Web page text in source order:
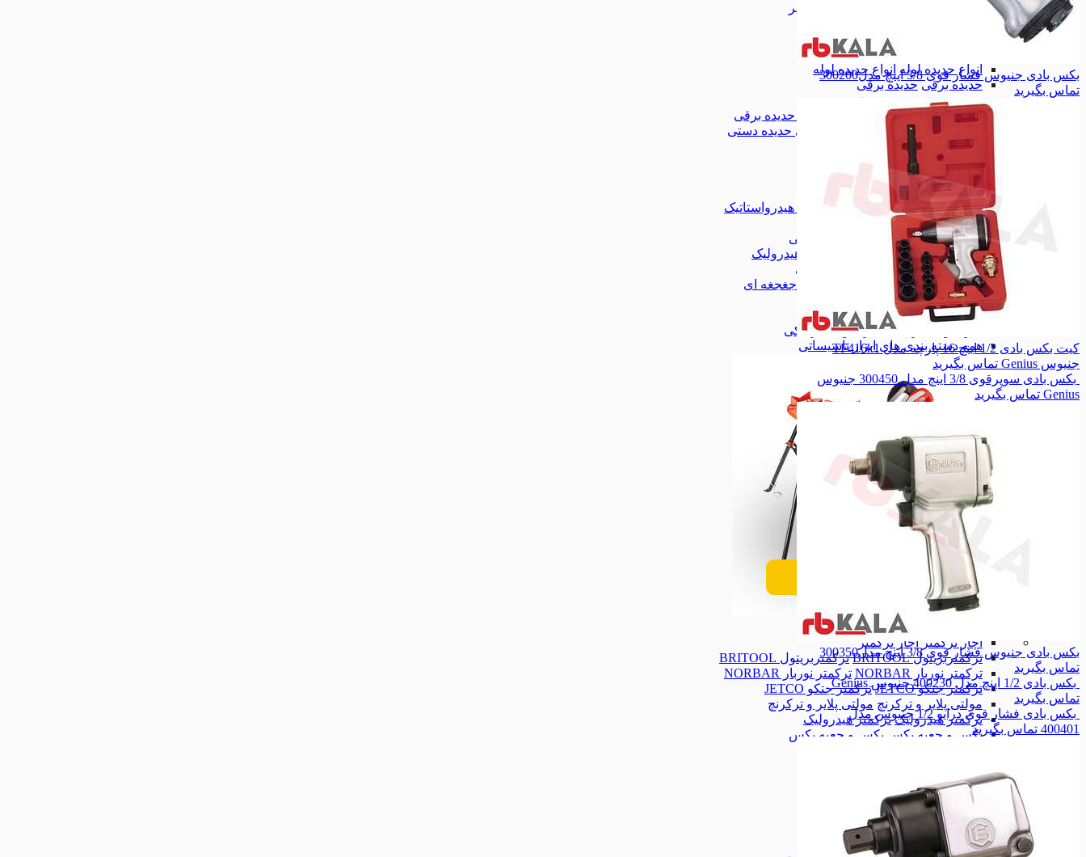
انواع آچار لوله گیر
آچاردودسته
آچارزنجیری
انواع حدیده لوله انواع حدیده لوله
حدیده برقی حدیده برقی
حدیده دستی
حدیده دستی
لوازم یدکی حدیده برقی
لوازم یدکی حدیده برقی
لوازم یدکی حدیده دستی
لوازم یدکی حدیده دستی
انواع لوله بر انواع لوله بر
لوله بر دستی لوله بر دستی
لوله بر برقی لوله بر برقی
قیچی لوله سبز
قیچی لوله سبز
تست پمپ هیدرواستاتیک
تست پمپ هیدرواستاتیک
لوله خم کن لوله خم کن
لوله خم کن دستی
لوله خم کن دستی
لوله خم کن هیدرولیک
لوله خم کن هیدرولیک
لوله خم کن برقی
لوله خم کن برقی
لوله خم کن جغجغه ای
لوله خم کن جغجغه ای
گشادکن لوله گشادکن لوله
گیره لوله گیر گیره لوله گیر
گیره لوله گیر فکی گیره لوله گیر فکی
همه دسته بندی های ابزار تاسیساتی
ابزار تاسیساتی
آچار ترکمتر آچار ترکمتر
ترکمتربریتول BRITOOL
ترکمتربریتول BRITOOL
ترکمتر نوربار NORBAR
ترکمتر نوربار NORBAR
ترکمتر جتکو JETCO
ترکمتر جتکو JETCO
مولتی پلایر و ترکرنچ مولتی پلایر و ترکرنچ
ترکمتر هیدرولیک ترکمتر هیدرولیک
بکس و جعبه بکس
بکس و جعبه بکس
کمک درایو بکس
دسته جغجغه دسته جغجغه
دسته بکس دسته بکس
جعبه بکس
جعبه بکس
ست بکس ترکس ست بکس ترکس
بکس بادی جنیوس فشار قوی 3/8 اینچ مدل300200
تماس بگیرید
کیت بکس بادی 1/2 اینچ 16 پارچه مدل TF416k1
جنیوس Genius
تماس بگیرید
بکس بادی سوپرقوی 3/8 اینچ مدل 300450 جنیوس
Genius تماس بگیرید
بکس بادی جنیوس فشار قوی 3/8 اینچ مدل300350
تماس بگیرید
بکس بادی 1/2 اینچ مدل 400230 جنیوس Genius
تماس بگیرید
بکس بادی فشار قوی درایو 1/2 جنیوس مدل
400401 تماس بگیرید